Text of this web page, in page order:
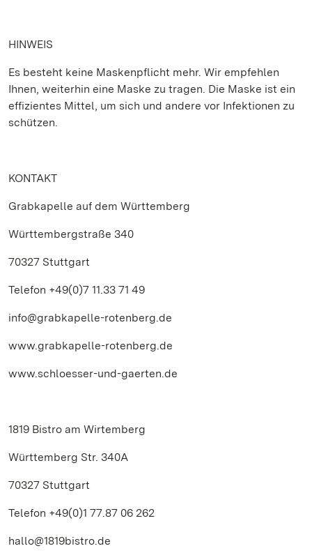
HINWEIS
Es besteht keine Maskenpflicht mehr. Wir empfehlen
Ihnen, weiterhin eine Maske zu tragen. Die Maske ist ein
effizientes Mittel, um sich und andere vor Infektionen zu
schützen.
KONTAKT
Grabkapelle auf dem Württemberg
Württembergstraße 340
70327 Stuttgart
Telefon +49(0)7 11.33 71 49
info@grabkapelle-rotenberg.de
www.grabkapelle-rotenberg.de
www.schloesser-und-gaerten.de
1819 Bistro am Wirtemberg
Württemberg Str. 340A
70327 Stuttgart
Telefon +49(0)1 77.87 06 262
hallo@1819bistro.de